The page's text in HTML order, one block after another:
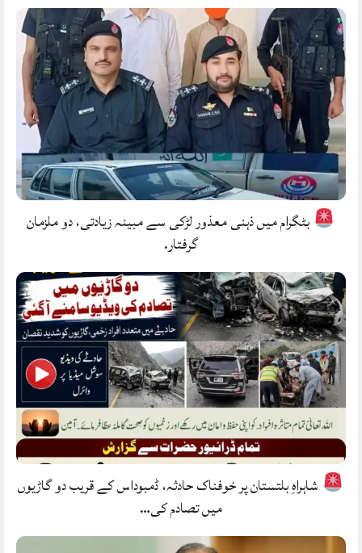
بٹگرام میں ذہنی معذور لڑکی سے مبینہ زیادتی، دو ملزمان
گرفتار.
شاہراہِ بلتستان پر خوفناک حادثہ، ڈمبوداس کے قریب دو گاڑیوں
میں تصادم کی…